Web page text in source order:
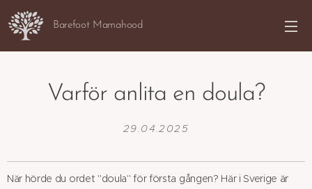
Barefoot Mamahood
Varför anlita en doula?
29.04.2025
När hörde du ordet "doula" för första gången? Här i Sverige är